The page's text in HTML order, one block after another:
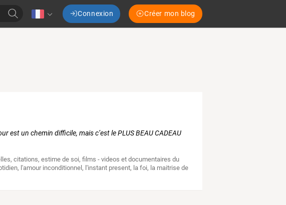
Connexion Créer mon blog
est un chemin difficile, mais c’est le PLUS BEAU CADEAU
,citations,estime de soi,films - videos et documentaires du
, l'amour inconditionnel, l'instant present, la foi, la maitrise de